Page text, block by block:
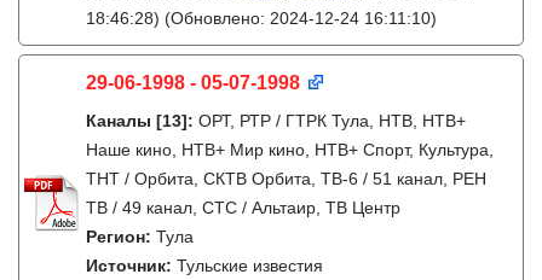
18:46:28) (Обновлено: 2024-12-24 16:11:10)
29-06-1998 - 05-07-1998
Каналы [13]: ОРТ, РТР / ГТРК Тула, НТВ, НТВ+
Наше кино, НТВ+ Мир кино, НТВ+ Спорт, Культура,
ТНТ / Орбита, СКТВ Орбита, ТВ-6 / 51 канал, РЕН
ТВ / 49 канал, СТС / Альтаир, ТВ Центр
Регион: Тула
Источник: Тульские известия